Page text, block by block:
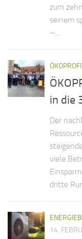
zum
seinem
–...
in die
Der
viele
dritte
14.